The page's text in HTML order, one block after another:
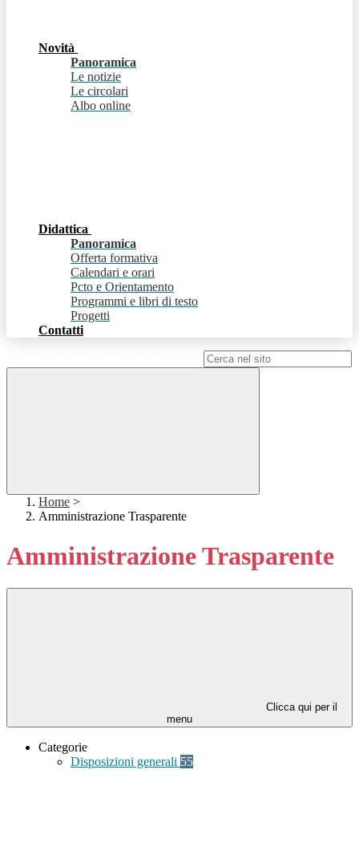
Novità
Panoramica
Le notizie
Le circolari
Albo online
Didattica
Panoramica
Offerta formativa
Calendari e orari
Pcto e Orientamento
Programmi e libri di testo
Progetti
Contatti
Home >
Amministrazione Trasparente
Amministrazione Trasparente
Clicca qui per il
menu
Categorie
Disposizioni generali 55